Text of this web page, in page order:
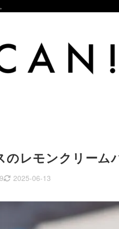
のレモンクリーム
2025-06-13